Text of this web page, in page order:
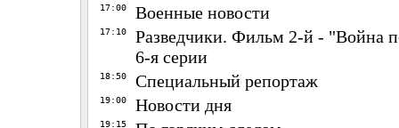
17:00 Военные новости
17:10
Разведчики. Фильм 2-й - "Война
6-я серии
18:50 Специальный репортаж
19:00 Новости дня
19:15